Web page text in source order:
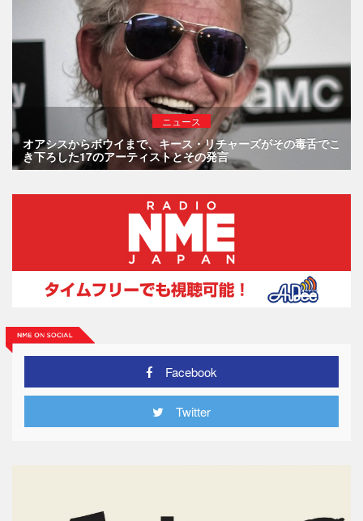
ニュース
オアシスからボウイまで、キース・リチャーズがその毒舌でこ
き下ろした17のアーティストとその発言
Facebook
Twitter